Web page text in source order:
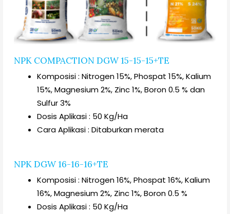
NPK COMPACTION DGW 15-15-15+TE
Komposisi : Nitrogen 15%, Phospat 15%, Kalium
15%, Magnesium 2%, Zinc 1%, Boron 0.5 % dan
Sulfur 3%
Dosis Aplikasi : 50 Kg/Ha
Cara Aplikasi : Ditaburkan merata
NPK DGW 16-16-16+TE
Komposisi : Nitrogen 16%, Phospat 16%, Kalium
16%, Magnesium 2%, Zinc 1%, Boron 0.5 %
Dosis Aplikasi : 50 Kg/Ha